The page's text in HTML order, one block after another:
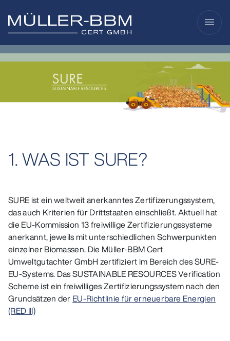
menu
1. WAS IST SURE?
SURE ist ein weltweit anerkanntes Zertifizerungssystem,
das auch Kriterien für Drittstaaten einschließt. Aktuell hat
die EU-Kommission 13 freiwillige Zertifizierungssysteme
anerkannt, jeweils mit unterschiedlichen Schwerpunkten
einzelner Biomassen. Die Müller-BBM Cert
Umweltgutachter GmbH zertifiziert im Bereich des SURE-
EU-Systems. Das SUSTAINABLE RESOURCES Verification
Scheme ist ein freiwilliges Zertifizierungssystem nach den
Grundsätzen der EU-Richtlinie für erneuerbare Energien
(RED III)